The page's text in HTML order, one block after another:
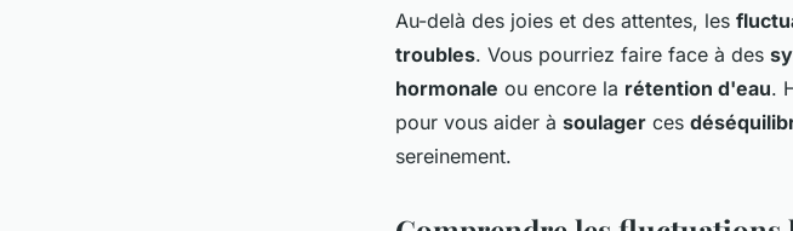
Au-delà des joies et des attentes, les
troubles. Vous pourriez faire face à des
hormonale ou encore la rétention d'eau.
pour vous aider à soulager ces
sereinement.